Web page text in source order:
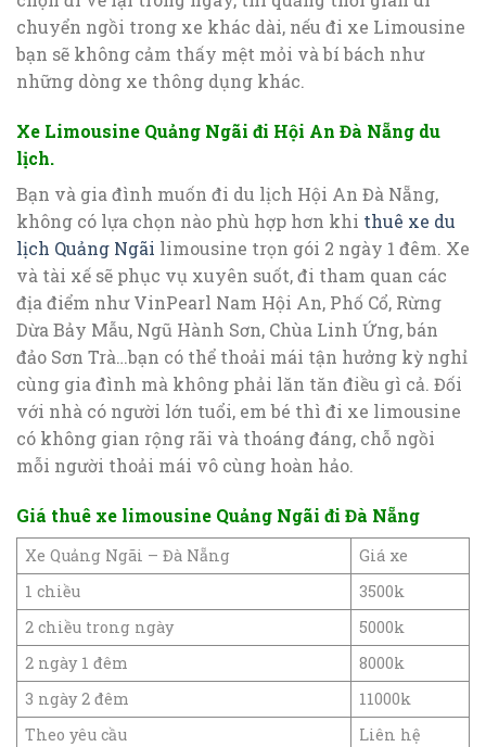
chuyển ngồi trong xe khác dài, nếu đi xe Limousine
bạn sẽ không cảm thấy mệt mỏi và bí bách như
những dòng xe thông dụng khác.
Xe Limousine Quảng Ngãi đi Hội An Đà Nẵng du
lịch.
Bạn và gia đình muốn đi du lịch Hội An Đà Nẵng,
không có lựa chọn nào phù hợp hơn khi thuê xe du
lịch Quảng Ngãi limousine trọn gói 2 ngày 1 đêm. Xe
và tài xế sẽ phục vụ xuyên suốt, đi tham quan các
địa điểm như VinPearl Nam Hội An, Phố Cổ, Rừng
Dừa Bảy Mẫu, Ngũ Hành Sơn, Chùa Linh Ứng, bán
đảo Sơn Trà…bạn có thể thoải mái tận hưởng kỳ nghỉ
cùng gia đình mà không phải lăn tăn điều gì cả. Đối
với nhà có người lớn tuổi, em bé thì đi xe limousine
có không gian rộng rãi và thoáng đáng, chỗ ngồi
mỗi người thoải mái vô cùng hoàn hảo.
Giá thuê xe limousine Quảng Ngãi đi Đà Nẵng
Xe Quảng Ngãi – Đà Nẵng
Giá xe
1 chiều
3500k
2 chiều trong ngày
5000k
2 ngày 1 đêm
8000k
3 ngày 2 đêm
11000k
Theo yêu cầu
Liên hệ